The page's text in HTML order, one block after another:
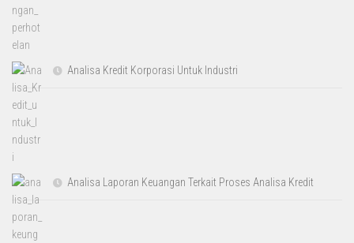
Analisa Kredit Korporasi Untuk Industri
Analisa Laporan Keuangan Terkait Proses Analisa Kredit